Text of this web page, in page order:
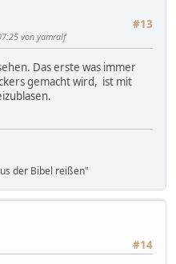
#13
von yamralf
Das erste was immer
gemacht wird, ist mit
der Bibel reißen"
#14